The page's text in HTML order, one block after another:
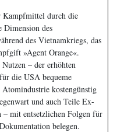
Kampfmittel durch die
Dimension des
des Vietnamkriegs, das
»Agent Orange«.
– der erhöhten
die USA bequeme
kostengünstig
und auch Teile Ex-
– mit entsetzlichen Folgen für
belegen.